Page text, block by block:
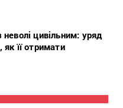
неволі цивільним: уряд
як її отримати